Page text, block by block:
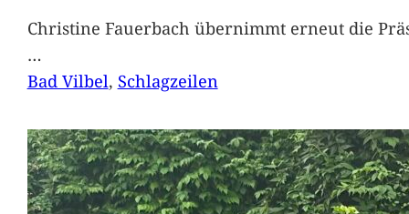
Christine Fauerbach übernimmt erneut die
…
Bad Vilbel, Schlagzeilen